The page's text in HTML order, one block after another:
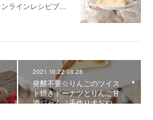
ラインレシピブ…
2021.10.22 08:28
発酵不要☆りんごのツイス
ト焼きドーナツとりんご甘
酒ジャム（手作り犬おや…